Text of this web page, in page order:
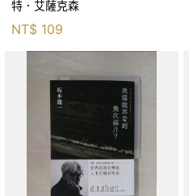
特．艾薩克森
NT$ 109